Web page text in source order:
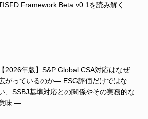
Framework Beta v0.1を読み解く
【2026年版】S&P Global CSA対応はなぜ
がっているのか― ESG評価だけではな
、SSBJ基準対応との関係やその実務的な
味 ―